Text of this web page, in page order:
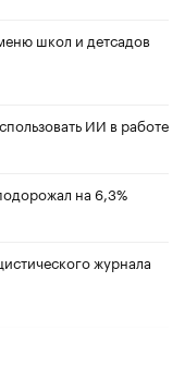
школ и детсадов
ИИ в работе
на 6,3%
журнала